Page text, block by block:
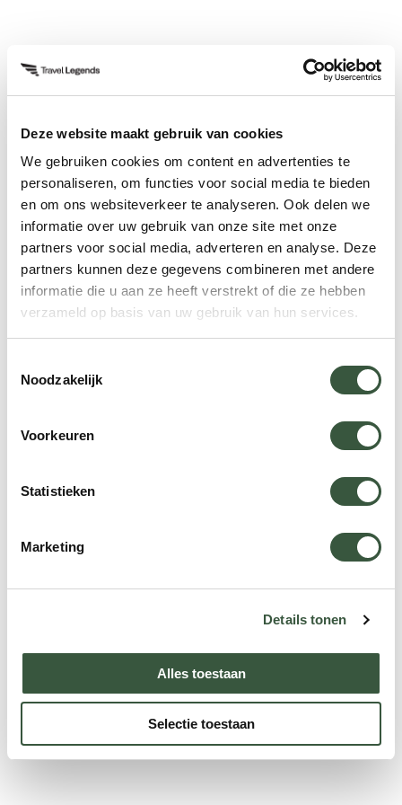
Deze website maakt gebruik van cookies
We gebruiken cookies om content en advertenties te
personaliseren, om functies voor social media te bieden
en om ons websiteverkeer te analyseren. Ook delen we
informatie over uw gebruik van onze site met onze
partners voor social media, adverteren en analyse. Deze
partners kunnen deze gegevens combineren met andere
informatie die u aan ze heeft verstrekt of die ze hebben
verzameld op basis van uw gebruik van hun services.
Noodzakelijk
Voorkeuren
Statistieken
Marketing
Details tonen
Alles toestaan
Selectie toestaan
Om u alvast een indruk te geven van hoe uw
(incentive)reis eruit kan komen te zien met Travel
Legends!